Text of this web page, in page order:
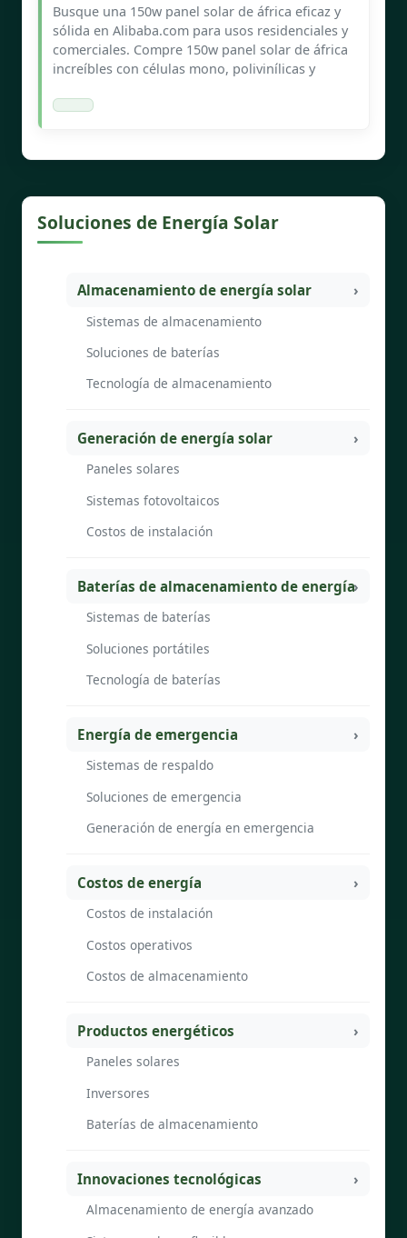
Busque una 150w panel solar de áfrica eficaz y
sólida en Alibaba.com para usos residenciales y
comerciales. Compre 150w panel solar de áfrica
increíbles con células mono, polivinílicas y
Soluciones de Energía Solar
Almacenamiento de energía solar
Sistemas de almacenamiento
Soluciones de baterías
Tecnología de almacenamiento
Generación de energía solar
Paneles solares
Sistemas fotovoltaicos
Costos de instalación
Baterías de almacenamiento de energía
Sistemas de baterías
Soluciones portátiles
Tecnología de baterías
Energía de emergencia
Sistemas de respaldo
Soluciones de emergencia
Generación de energía en emergencia
Costos de energía
Costos de instalación
Costos operativos
Costos de almacenamiento
Productos energéticos
Paneles solares
Inversores
Baterías de almacenamiento
Innovaciones tecnológicas
Almacenamiento de energía avanzado